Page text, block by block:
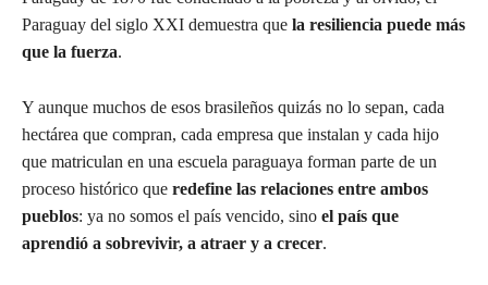
Paraguay del siglo XXI demuestra que la resiliencia puede más
que la fuerza.
Y aunque muchos de esos brasileños quizás no lo sepan, cada
hectárea que compran, cada empresa que instalan y cada hijo
que matriculan en una escuela paraguaya forman parte de un
proceso histórico que redefine las relaciones entre ambos
pueblos: ya no somos el país vencido, sino el país que
aprendió a sobrevivir, a atraer y a crecer.